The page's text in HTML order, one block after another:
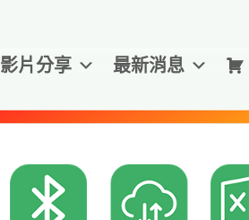
影片分享 最新消息